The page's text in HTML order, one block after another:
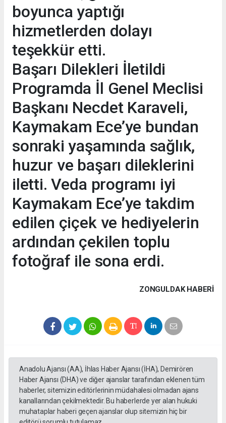
boyunca yaptığı
hizmetlerden dolayı
teşekkür etti.
Başarı Dilekleri İletildi
Programda İl Genel Meclisi
Başkanı Necdet Karaveli,
Kaymakam Ece’ye bundan
sonraki yaşamında sağlık,
huzur ve başarı dileklerini
iletti. Veda programı iyi
Kaymakam Ece’ye takdim
edilen çiçek ve hediyelerin
ardından çekilen toplu
fotoğraf ile sona erdi.
ZONGULDAK HABERİ
Anadolu Ajansı (AA), İhlas Haber Ajansı (İHA), Demirören
Haber Ajansı (DHA) ve diğer ajanslar tarafından eklenen tüm
haberler, sitemizin editörlerinin müdahalesi olmadan ajans
kanallarından çekilmektedir. Bu haberlerde yer alan hukuki
muhataplar haberi geçen ajanslar olup sitemizin hiç bir